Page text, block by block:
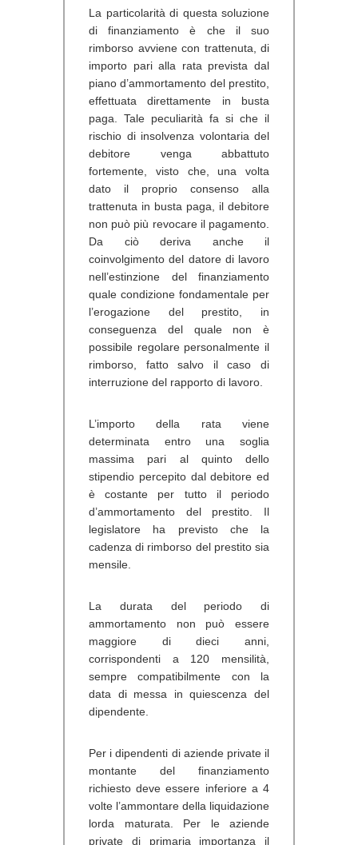
La particolarità di questa soluzione
di finanziamento è che il suo
rimborso avviene con trattenuta, di
importo pari alla rata prevista dal
piano d’ammortamento del prestito,
effettuata direttamente in busta
paga. Tale peculiarità fa si che il
rischio di insolvenza volontaria del
debitore venga abbattuto
fortemente, visto che, una volta
dato il proprio consenso alla
trattenuta in busta paga, il debitore
non può più revocare il pagamento.
Da ciò deriva anche il
coinvolgimento del datore di lavoro
nell’estinzione del finanziamento
quale condizione fondamentale per
l’erogazione del prestito, in
conseguenza del quale non è
possibile regolare personalmente il
rimborso, fatto salvo il caso di
interruzione del rapporto di lavoro.
L’importo della rata viene
determinata entro una soglia
massima pari al quinto dello
stipendio percepito dal debitore ed
è costante per tutto il periodo
d’ammortamento del prestito. Il
legislatore ha previsto che la
cadenza di rimborso del prestito sia
mensile.
La durata del periodo di
ammortamento non può essere
maggiore di dieci anni,
corrispondenti a 120 mensilità,
sempre compatibilmente con la
data di messa in quiescenza del
dipendente.
Per i dipendenti di aziende private il
montante del finanziamento
richiesto deve essere inferiore a 4
volte l’ammontare della liquidazione
lorda maturata. Per le aziende
private di primaria importanza il